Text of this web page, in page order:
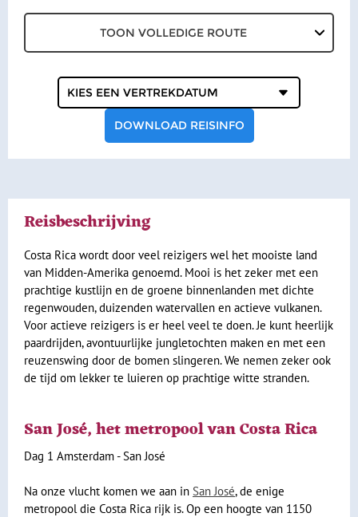
TOON VOLLEDIGE ROUTE
vertrekdatum
DOWNLOAD REISINFO
Reisbeschrijving
Costa Rica wordt door veel reizigers wel het mooiste land
van Midden-Amerika genoemd. Mooi is het zeker met een
prachtige kustlijn en de groene binnenlanden met dichte
regenwouden, duizenden watervallen en actieve vulkanen.
Voor actieve reizigers is er heel veel te doen. Je kunt heerlijk
paardrijden, avontuurlijke jungletochten maken en met een
reuzenswing door de bomen slingeren. We nemen zeker ook
de tijd om lekker te luieren op prachtige witte stranden.
San José, het metropool van Costa Rica
Dag 1 Amsterdam - San José
Na onze vlucht komen we aan in San José, de enige
metropool die Costa Rica rijk is. Op een hoogte van 1150